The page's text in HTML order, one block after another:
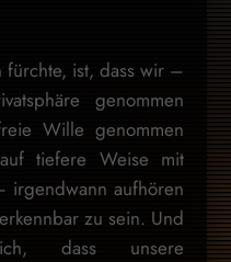
ist, dass wir –
genommen
Wille genommen
tiefere Weise mit
irgendwann aufhören
zu sein. Und
dass unsere